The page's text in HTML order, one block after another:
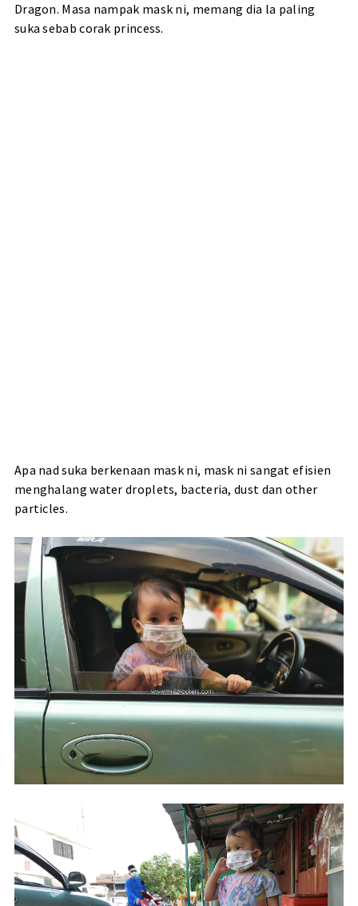
Dragon. Masa nampak mask ni, memang dia la paling
suka sebab corak princess.
Apa nad suka berkenaan mask ni, mask ni sangat efisien
menghalang water droplets, bacteria, dust dan other
particles.